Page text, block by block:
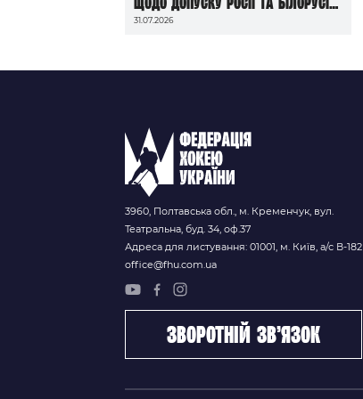
до чемпіонатів світу сезону
31.07.2026
3960, Полтавська обл., м. Кременчук, вул.
Театральна, буд. 34, оф.37
Адреса для листування: 01001, м. Київ, а/с В-182
office@fhu.com.ua
зворотній зв’язок